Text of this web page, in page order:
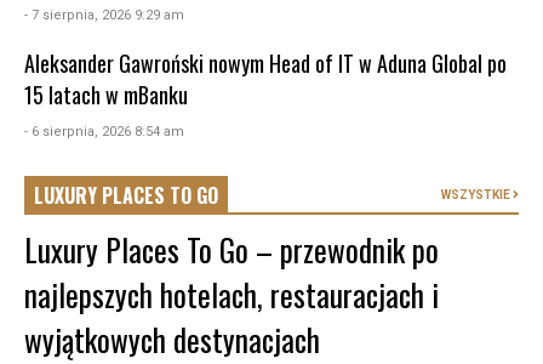
- 7 sierpnia, 2026 9:29 am
Aleksander Gawroński nowym Head of IT w Aduna Global po
15 latach w mBanku
- 6 sierpnia, 2026 8:54 am
LUXURY PLACES TO GO WSZYSTKIE
Luxury Places To Go – przewodnik po
najlepszych hotelach, restauracjach i
wyjątkowych destynacjach